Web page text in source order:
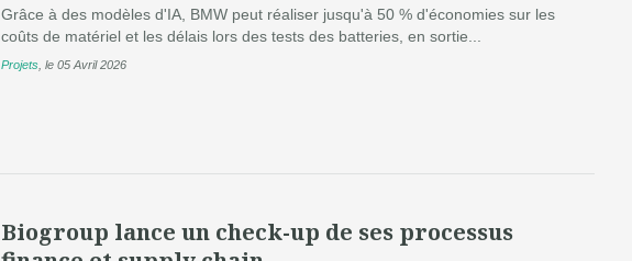
Grâce à des modèles d'IA, BMW peut réaliser jusqu'à 50 % d'économies sur les
coûts de matériel et les délais lors des tests des batteries, en sortie...
Projets le 05 Avril 2026
Biogroup lance un check-up de ses processus